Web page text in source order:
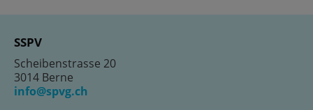
SSPV
Scheibenstrasse 20
3014 Berne
info@spvg.ch